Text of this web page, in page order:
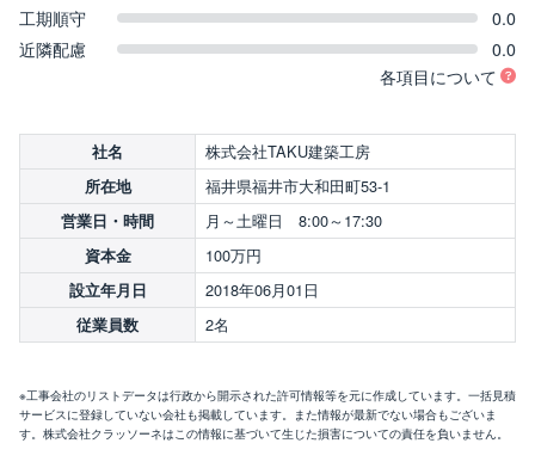
工期順守
0.0
近隣配慮
0.0
各項目について
社名 株式会社TAKU建築工房
所在地 福井県福井市大和田町53-1
営業日・時間 月～土曜日 8:00～17:30
資本金 100万円
設立年月日 2018年06月01日
従業員数 2名
※工事会社のリストデータは行政から開示された許可情報等を元に作成しています。一括見積
サービスに登録していない会社も掲載しています。また情報が最新でない場合もございま
す。株式会社クラッソーネはこの情報に基づいて生じた損害についての責任を負いません。